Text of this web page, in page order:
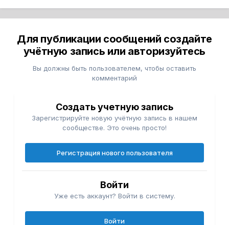
Для публикации сообщений создайте
учётную запись или авторизуйтесь
Вы должны быть пользователем, чтобы оставить
комментарий
Создать учетную запись
Зарегистрируйте новую учётную запись в нашем
сообществе. Это очень просто!
Регистрация нового пользователя
Войти
Уже есть аккаунт? Войти в систему.
Войти